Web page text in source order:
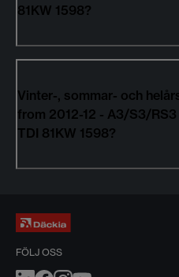
81KW 1598?
Vinter-, sommar- och
from 2012-12 - A3/S3/
TDI 81KW 1598?
FÖLJ OSS